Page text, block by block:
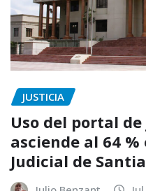
JUSTICIA
Uso del portal
asciende al 64
Judicial de